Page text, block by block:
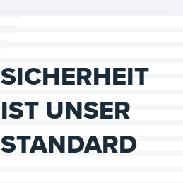
SICHERHEIT
IST UNSER
STANDARD